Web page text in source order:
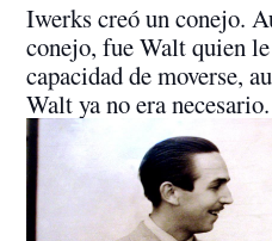
Iwerks creó un conejo.
conejo, fue Walt quien
capacidad de moverse,
Walt ya no era necesario.